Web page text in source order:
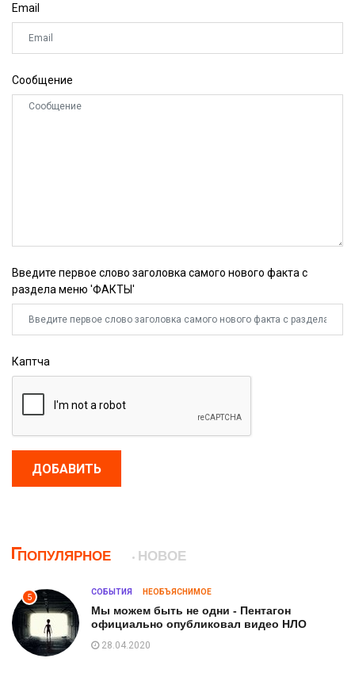
Email
Сообщение
Введите первое слово заголовка самого нового факта с
раздела меню 'ФАКТЫ'
Каптча
ДОБАВИТЬ
ПОПУЛЯРНОЕ НОВОЕ
5
СОБЫТИЯ НЕОБЪЯСНИМОЕ
Мы можем быть не одни - Пентагон
официально опубликовал видео НЛО
28.04.2020